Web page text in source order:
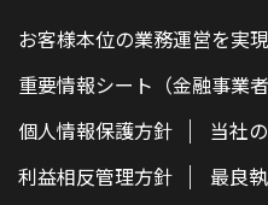
お客様本位の業務運営を実
重要情報シート（金融事業者
個人情報保護方針
当社
利益相反管理方針
最良